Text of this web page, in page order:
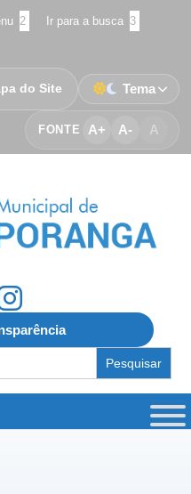
2 Ir para a busca 3
FONTE A+ A- A
do Site Tema